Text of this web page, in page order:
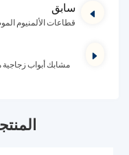
سابق
قطاعات الألمنيوم
مشابك أبواب